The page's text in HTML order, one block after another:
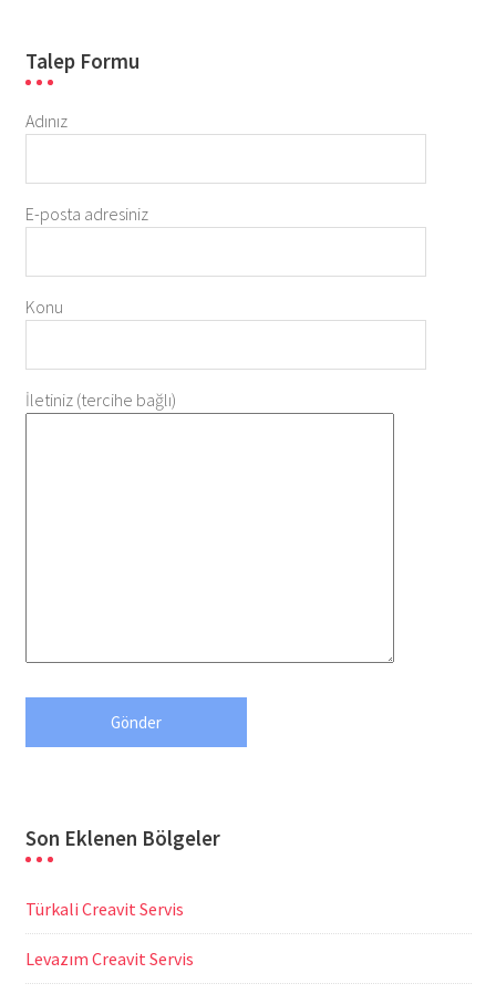
Talep Formu
Adınız
E-posta adresiniz
Konu
İletiniz (tercihe bağlı)
Son Eklenen Bölgeler
Türkali Creavit Servis
Levazım Creavit Servis